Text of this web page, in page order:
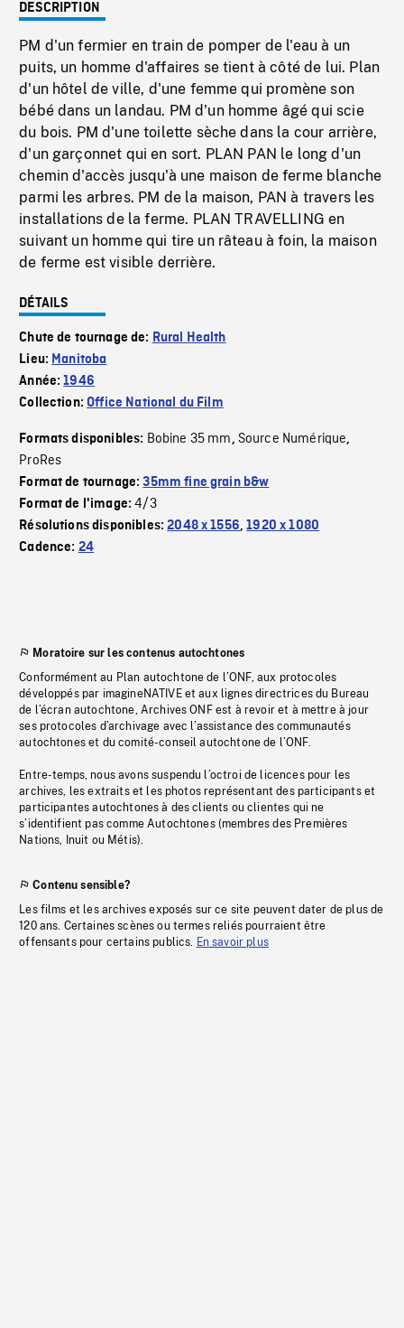
DESCRIPTION
PM d'un fermier en train de pomper de l'eau à un
puits, un homme d'affaires se tient à côté de lui. Plan
d'un hôtel de ville, d'une femme qui promène son
bébé dans un landau. PM d'un homme âgé qui scie
du bois. PM d'une toilette sèche dans la cour arrière,
d'un garçonnet qui en sort. PLAN PAN le long d'un
chemin d'accès jusqu'à une maison de ferme blanche
parmi les arbres. PM de la maison, PAN à travers les
installations de la ferme. PLAN TRAVELLING en
suivant un homme qui tire un râteau à foin, la maison
de ferme est visible derrière.
DÉTAILS
Chute de tournage de: Rural Health
Lieu: Manitoba
Année:1946
Collection:Office National du Film
Formats disponibles: Bobine 35 mm, Source Numérique,
ProRes
Format de tournage:35mm fine grain b&w
Format de l'image:4/3
Résolutions disponibles:2048 x 1556,1920 x 1080
Cadence: 24
Moratoire sur les contenus autochtones
Conformément au Plan autochtone de l’ONF, aux protocoles
développés par imagineNATIVE et aux lignes directrices du Bureau
de l’écran autochtone, Archives ONF est à revoir et à mettre à jour
ses protocoles d’archivage avec l’assistance des communautés
autochtones et du comité-conseil autochtone de l’ONF.
Entre-temps, nous avons suspendu l’octroi de licences pour les
archives, les extraits et les photos représentant des participants et
participantes autochtones à des clients ou clientes qui ne
s’identifient pas comme Autochtones (membres des Premières
Nations, Inuit ou Métis).
Contenu sensible?
Les films et les archives exposés sur ce site peuvent dater de plus de
120 ans. Certaines scènes ou termes reliés pourraient être
offensants pour certains publics. En savoir plus